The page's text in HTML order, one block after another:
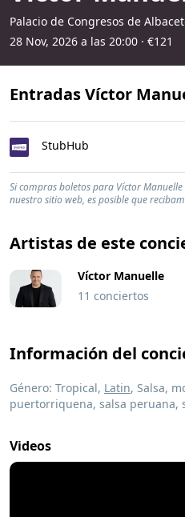
28 Nov, 2026 a las 20:00 · €121
Palacio de Congresos de
Entradas Víctor
StubHub
Si compras boletos para Víctor
nuestro sitio web, es posible que
Artistas de este
Víctor Manuelle
11 conciertos
Información del
Género: Tropical, Latin, Salsa,
puertorriquena, salsa peruana,
Videos